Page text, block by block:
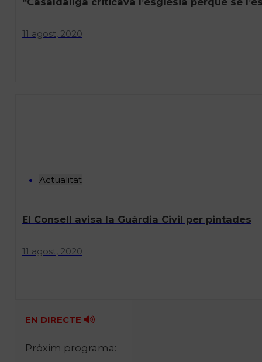
11 agost, 2020
Actualitat
El Consell avisa la Guàrdia Civil per pintades
11 agost, 2020
EN DIRECTE
Pròxim programa: